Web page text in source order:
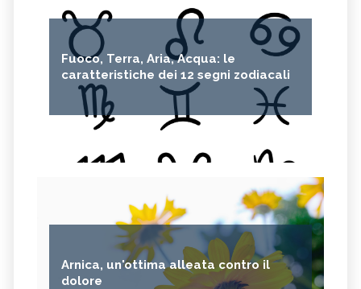
Fuoco, Terra, Aria, Acqua: le
caratteristiche dei 12 segni zodiacali
Arnica, un'ottima alleata contro il
dolore